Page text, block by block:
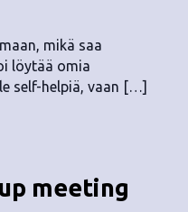
mikä saa
löytää omia
self-helpiä, vaan […]
meeting